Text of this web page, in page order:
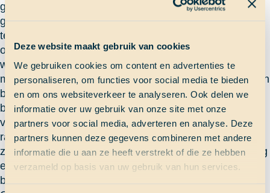
Deze website maakt gebruik van cookies
We gebruiken cookies om content en advertenties te
personaliseren, om functies voor social media te bieden
en om ons websiteverkeer te analyseren. Ook delen we
informatie over uw gebruik van onze site met onze
partners voor social media, adverteren en analyse. Deze
partners kunnen deze gegevens combineren met andere
informatie die u aan ze heeft verstrekt of die ze hebben
verzameld op basis van uw gebruik van hun services.
gebruik te maken, en we hadden vanuit Trinidad een
goedkope taxi naar Havana geregeld een dag van
tevoren. Alleen toen die (drie uur te laat) aankwam bij
ons in de straat bleek dat het een verdomde veewagen
was, met al vijf mensen met backpacks erin. En er
moesten nog tien bij in. Dus wij zaten ingebouwd tussen
backpacks achterin een trillende veewagen met houten
bankjes, en dat vijf uur lang. Ik heb er maar het beste
van gemaakt met een bak ijs en een fles b-merk cola,
rappend met Fien en kijkend naar de vette auto’s die er
zo veel in Cuba zijn, maar toch zijn ik en vooral mijn rug
en billen van mening dat we wel een duurdere officiële
bus hadden mogen regelen.